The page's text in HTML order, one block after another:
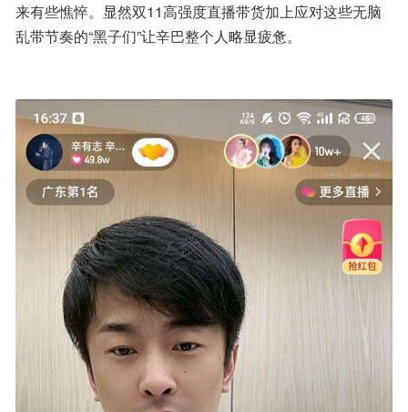
来有些憔悴。显然双11高强度直播带货加上应对这些无脑
乱带节奏的“黑子们”让辛巴整个人略显疲惫。